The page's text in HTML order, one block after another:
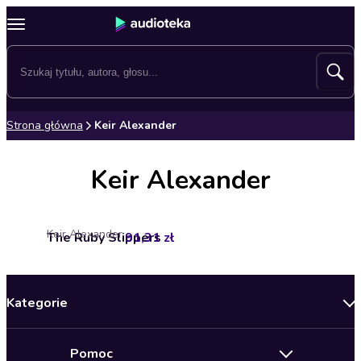
Strona główna Keir Alexander
Keir Alexander
The Ruby Slippers
Keir Alexander 91,31 zł
Kategorie
Pomoc